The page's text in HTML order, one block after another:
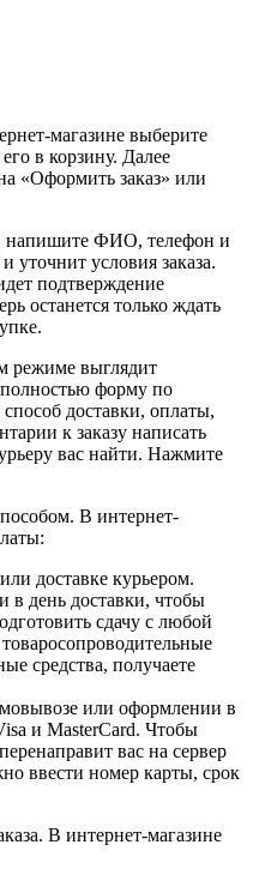
магазине выберите
в корзину. Далее
«Оформить заказ» или
напишите ФИО, телефон и
уточнит условия заказа.
подтверждение
останется только ждать
режиме выглядит
форму по
доставки, оплаты,
к заказу написать
вас найти. Нажмите
В интернет-
доставке курьером.
в день доставки, чтобы
сдачу с любой
средства, получаете
или оформлении в
и MasterCard. Чтобы
вас на сервер
ввести номер карты, срок
В интернет-магазине